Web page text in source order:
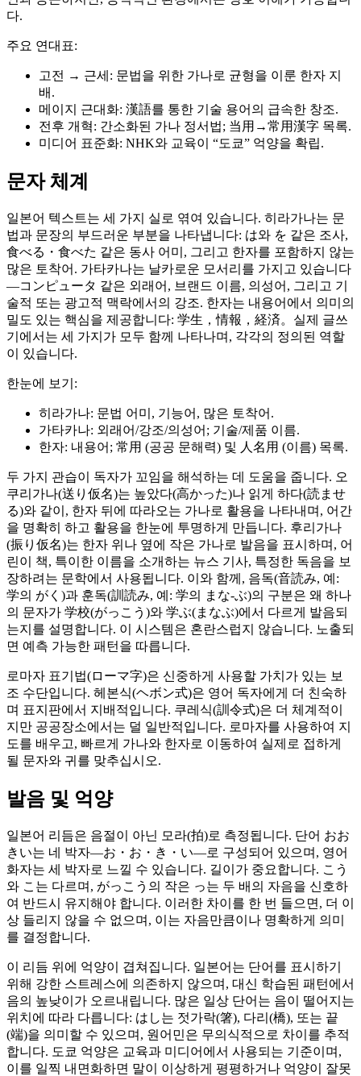
다.
주요 연대표:
고전 → 근세: 문법을 위한 가나로 균형을 이룬 한자 지
배.
메이지 근대화: 漢語를 통한 기술 용어의 급속한 창조.
전후 개혁: 간소화된 가나 정서법; 当用→常用漢字 목록.
미디어 표준화: NHK와 교육이 “도쿄” 억양을 확립.
문자 체계
일본어 텍스트는 세 가지 실로 엮여 있습니다. 히라가나는 문
법과 문장의 부드러운 부분을 나타냅니다: は와 を 같은 조사,
食べる・食べた 같은 동사 어미, 그리고 한자를 포함하지 않는
많은 토착어. 가타카나는 날카로운 모서리를 가지고 있습니다
—コンピュータ 같은 외래어, 브랜드 이름, 의성어, 그리고 기
술적 또는 광고적 맥락에서의 강조. 한자는 내용어에서 의미의
밀도 있는 핵심을 제공합니다: 学生，情報，経済。실제 글쓰
기에서는 세 가지가 모두 함께 나타나며, 각각의 정의된 역할
이 있습니다.
한눈에 보기:
히라가나: 문법 어미, 기능어, 많은 토착어.
가타카나: 외래어/강조/의성어; 기술/제품 이름.
한자: 내용어; 常用 (공공 문해력) 및 人名用 (이름) 목록.
두 가지 관습이 독자가 꼬임을 해석하는 데 도움을 줍니다. 오
쿠리가나(送り仮名)는 높았다(高かった)나 읽게 하다(読ませ
る)와 같이, 한자 뒤에 따라오는 가나로 활용을 나타내며, 어간
을 명확히 하고 활용을 한눈에 투명하게 만듭니다. 후리가나
(振り仮名)는 한자 위나 옆에 작은 가나로 발음을 표시하며, 어
린이 책, 특이한 이름을 소개하는 뉴스 기사, 특정한 독음을 보
장하려는 문학에서 사용됩니다. 이와 함께, 음독(音読み, 예:
学의 がく)과 훈독(訓読み, 예: 学의 まな‑ぶ)의 구분은 왜 하나
의 문자가 学校(がっこう)와 学ぶ(まなぶ)에서 다르게 발음되
는지를 설명합니다. 이 시스템은 혼란스럽지 않습니다. 노출되
면 예측 가능한 패턴을 따릅니다.
로마자 표기법(ローマ字)은 신중하게 사용할 가치가 있는 보
조 수단입니다. 헤본식(ヘボン式)은 영어 독자에게 더 친숙하
며 표지판에서 지배적입니다. 쿠레식(訓令式)은 더 체계적이
지만 공공장소에서는 덜 일반적입니다. 로마자를 사용하여 지
도를 배우고, 빠르게 가나와 한자로 이동하여 실제로 접하게
될 문자와 귀를 맞추십시오.
발음 및 억양
일본어 리듬은 음절이 아닌 모라(拍)로 측정됩니다. 단어 おお
きい는 네 박자—お・お・き・い—로 구성되어 있으며, 영어
화자는 세 박자로 느낄 수 있습니다. 길이가 중요합니다. こう
와 こ는 다르며, がっこう의 작은 っ는 두 배의 자음을 신호하
여 반드시 유지해야 합니다. 이러한 차이를 한 번 들으면, 더 이
상 들리지 않을 수 없으며, 이는 자음만큼이나 명확하게 의미
를 결정합니다.
이 리듬 위에 억양이 겹쳐집니다. 일본어는 단어를 표시하기
위해 강한 스트레스에 의존하지 않으며, 대신 학습된 패턴에서
음의 높낮이가 오르내립니다. 많은 일상 단어는 음이 떨어지는
위치에 따라 다릅니다: はし는 젓가락(箸), 다리(橋), 또는 끝
(端)을 의미할 수 있으며, 원어민은 무의식적으로 차이를 추적
합니다. 도쿄 억양은 교육과 미디어에서 사용되는 기준이며,
이를 일찍 내면화하면 말이 이상하게 평평하거나 억양이 잘못